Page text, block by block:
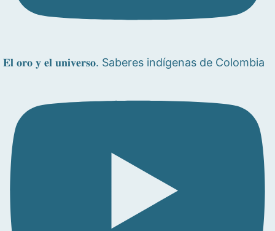
𝐄𝐥 𝐨𝐫𝐨 𝐲 𝐞𝐥 𝐮𝐧𝐢𝐯𝐞𝐫𝐬𝐨. Saberes indígenas de Colombia